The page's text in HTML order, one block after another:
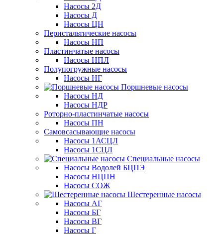
Насосы 2Д
Насосы Д
Насосы ЦН
Перистальтические насосы
Насосы НП
Пластинчатые насосы
Насосы НПЛ
Полупогружные насосы
Насосы НГ
Поршневые насосы
Насосы НД
Насосы НДР
Роторно-пластинчатые насосы
Насосы ПН
Самовсасывающие насосы
Насосы 1АСЦЛ
Насосы 1СЦЛ
Специальные насосы
Насосы Водолей БЦПЭ
Насосы НЦПН
Насосы СОЖ
Шестеренные насосы
Насосы АГ
Насосы БГ
Насосы ВГ
Насосы Г